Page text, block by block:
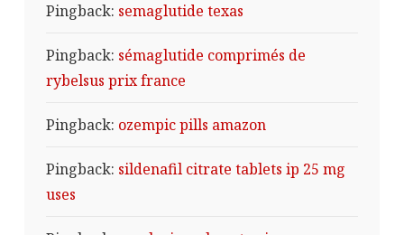
Pingback: semaglutide texas
Pingback: sémaglutide comprimés de
rybelsus prix france
Pingback: ozempic pills amazon
Pingback: sildenafil citrate tablets ip 25 mg
uses